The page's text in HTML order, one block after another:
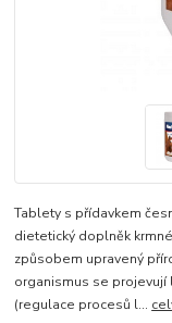
Tablety s přídavkem
dietetický doplněk
způsobem upravený
organismus se projevují
(regulace procesů l...